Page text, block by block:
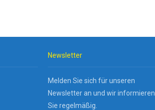
Newsletter
Melden Sie sich für unseren
Newsletter an und wir informieren
Sie regelmäßig.